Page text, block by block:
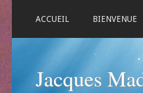
ACCUEIL BIENVENUE
Jacques